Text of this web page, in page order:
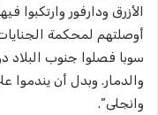
الأزرق ودارفور وارتكبوا
أوصلتهم لمحكمة
سوبا فصلوا جنوب
والدمار. وبدل أن يندموا
وانجلى”.